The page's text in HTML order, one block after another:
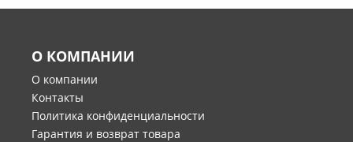
О КОМПАНИИ
О компании
Контакты
Политика конфиденциальности
Гарантия и возврат товара